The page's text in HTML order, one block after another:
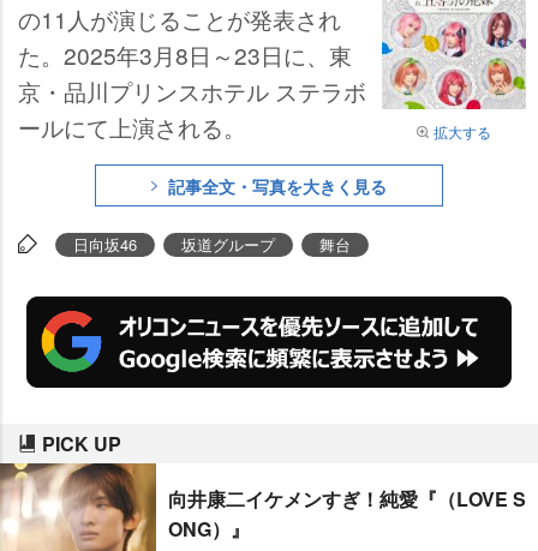
拡大する
の11人が演じることが発表され
た。2025年3月8日～23日に、東
京・品川プリンスホテル ステラボ
ールにて上演される。
記事全文・写真を大きく見る
日向坂46 坂道グループ 舞台
PICK UP
向井康二イケメンすぎ！純愛『（LOVE S
ONG）』